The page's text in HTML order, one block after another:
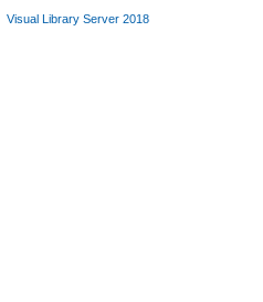
Visual Library Server 2018